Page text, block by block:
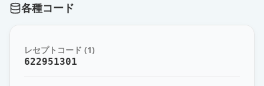
フォゼベル錠30mg
各種コード
レセプトコード (1)
622951301